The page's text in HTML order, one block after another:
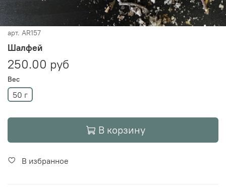
арт. AR157
Шалфей
250.00 руб
Вес
50 г
В корзину
В избранное